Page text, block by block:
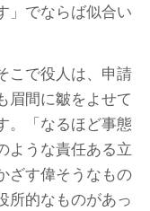
」でならば似合い
こで役人は、申請
眉間に皺をよせて
。「なるほど事態
ような責任ある立
ざす偉そうなもの
所的なものがあっ